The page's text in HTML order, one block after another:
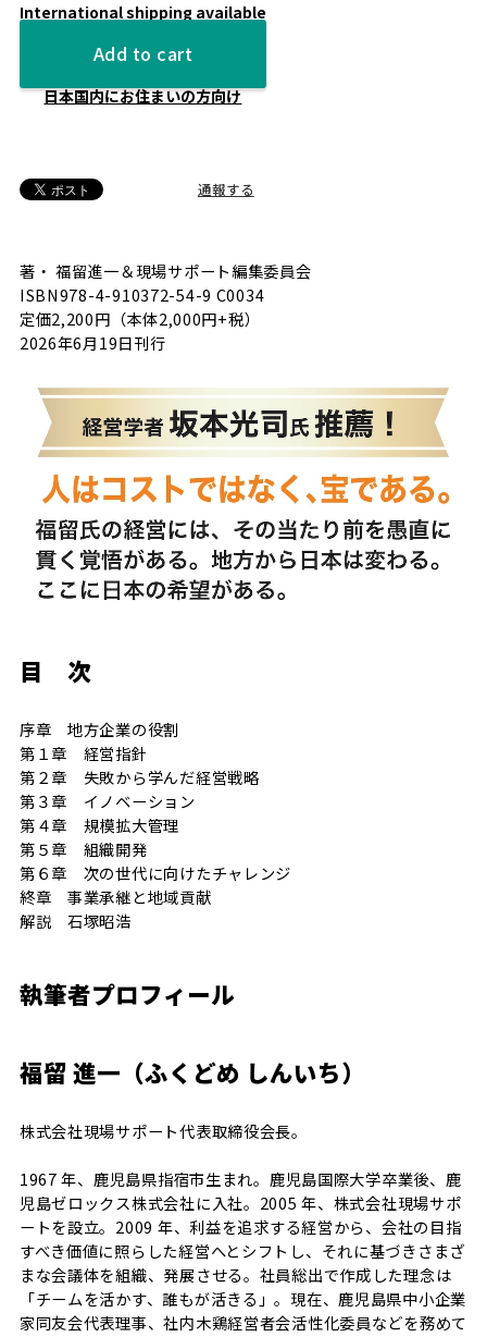
International shipping available
Add to cart
日本国内にお住まいの方向け
通報する
著・ 福留進一＆現場サポート編集委員会
ISBN978-4-910372-54-9 C0034
定価2,200円（本体2,000円+税）
2026年6月19日刊行
目 次
序章 地方企業の役割
第１章 経営指針
第２章 失敗から学んだ経営戦略
第３章 イノベーション
第４章 規模拡大管理
第５章 組織開発
第６章 次の世代に向けたチャレンジ
終章 事業承継と地域貢献
解説 石塚昭浩
執筆者プロフィール
福留 進一（ふくどめ しんいち）
株式会社現場サポート代表取締役会長。
1967 年、鹿児島県指宿市生まれ。鹿児島国際大学卒業後、鹿
児島ゼロックス株式会社に入社。2005 年、株式会社現場サポ
ートを設立。2009 年、利益を追求する経営から、会社の目指
すべき価値に照らした経営へとシフトし、それに基づきさまざ
まな会議体を組織、発展させる。社員総出で作成した理念は
「チームを活かす、誰もが活きる」。現在、鹿児島県中小企業
家同友会代表理事、社内木鶏経営者会活性化委員などを務めて